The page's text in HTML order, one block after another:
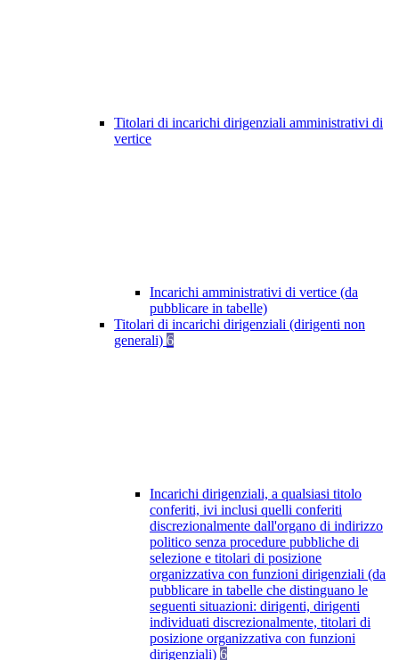
Titolari di incarichi dirigenziali amministrativi di
vertice
Incarichi amministrativi di vertice (da
pubblicare in tabelle)
Titolari di incarichi dirigenziali (dirigenti non
generali) 6
Incarichi dirigenziali, a qualsiasi titolo
conferiti, ivi inclusi quelli conferiti
discrezionalmente dall'organo di indirizzo
politico senza procedure pubbliche di
selezione e titolari di posizione
organizzativa con funzioni dirigenziali (da
pubblicare in tabelle che distinguano le
seguenti situazioni: dirigenti, dirigenti
individuati discrezionalmente, titolari di
posizione organizzativa con funzioni
dirigenziali) 6